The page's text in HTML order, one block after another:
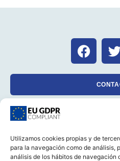
Utilizamos cookies propias y de
para la navegación como de análisis,
análisis de los hábitos de navegación
CASTELLANO
POLÍTICA DE COOKIES (UE)